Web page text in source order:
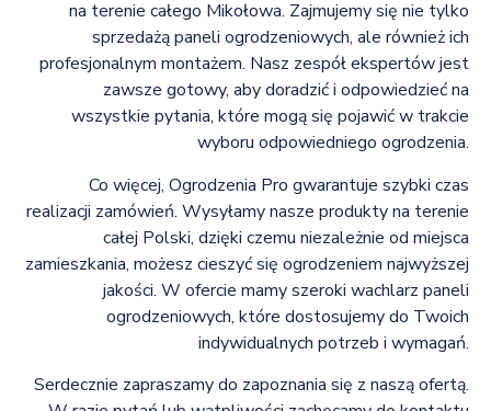
na terenie całego Mikołowa. Zajmujemy się nie tylko
sprzedażą paneli ogrodzeniowych, ale również ich
profesjonalnym montażem. Nasz zespół ekspertów jest
zawsze gotowy, aby doradzić i odpowiedzieć na
wszystkie pytania, które mogą się pojawić w trakcie
wyboru odpowiedniego ogrodzenia.
Co więcej, Ogrodzenia Pro gwarantuje szybki czas
realizacji zamówień. Wysyłamy nasze produkty na terenie
całej Polski, dzięki czemu niezależnie od miejsca
zamieszkania, możesz cieszyć się ogrodzeniem najwyższej
jakości. W ofercie mamy szeroki wachlarz paneli
ogrodzeniowych, które dostosujemy do Twoich
indywidualnych potrzeb i wymagań.
Serdecznie zapraszamy do zapoznania się z naszą ofertą.